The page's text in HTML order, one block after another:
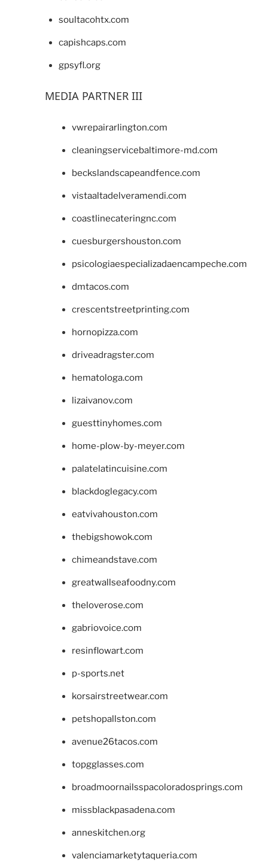
soultacohtx.com
capishcaps.com
gpsyfl.org
MEDIA PARTNER III
vwrepairarlington.com
cleaningservicebaltimore-md.com
beckslandscapeandfence.com
vistaaltadelveramendi.com
coastlinecateringnc.com
cuesburgershouston.com
psicologiaespecializadaencampeche.com
dmtacos.com
crescentstreetprinting.com
hornopizza.com
driveadragster.com
hematologa.com
lizaivanov.com
guesttinyhomes.com
home-plow-by-meyer.com
palatelatincuisine.com
blackdoglegacy.com
eatvivahouston.com
thebigshowok.com
chimeandstave.com
greatwallseafoodny.com
theloverose.com
gabriovoice.com
resinflowart.com
p-sports.net
korsairstreetwear.com
petshopallston.com
avenue26tacos.com
topgglasses.com
broadmoornailsspacoloradosprings.com
missblackpasadena.com
anneskitchen.org
valenciamarketytaqueria.com